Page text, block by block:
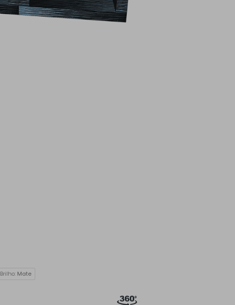
Brilho: Mate